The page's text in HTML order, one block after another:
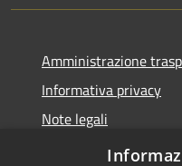
Amministrazione
Informativa privacy
Note legali
Dichiarazione di